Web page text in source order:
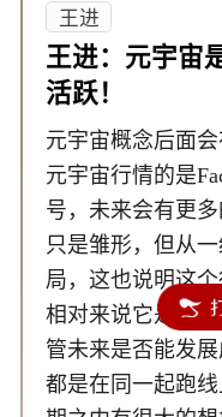
王进
王进：元宇宙
活跃！
元宇宙概念后面
元宇宙行情的是
号，未来会有更
只是雏形，但从
局，这也说明这
相对来说它是刚
管未来是否能发
都是在同一起跑